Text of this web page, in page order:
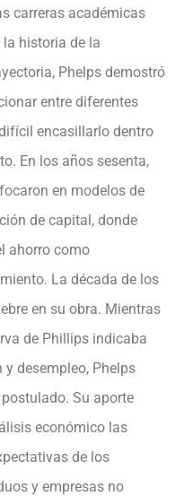
carreras académicas
historia de la
Phelps demostró
entre diferentes
encasillarlo dentro
En los años sesenta,
en modelos de
de capital, donde
ahorro como
La década de los
en su obra. Mientras
de Phillips indicaba
desempleo, Phelps
Su aporte
económico las
de los
y empresas no